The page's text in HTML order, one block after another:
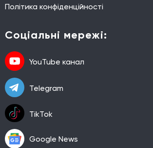
Політика конфіденційності
Соціальні мережі:
YouTube канал
Telegram
TikTok
Google News